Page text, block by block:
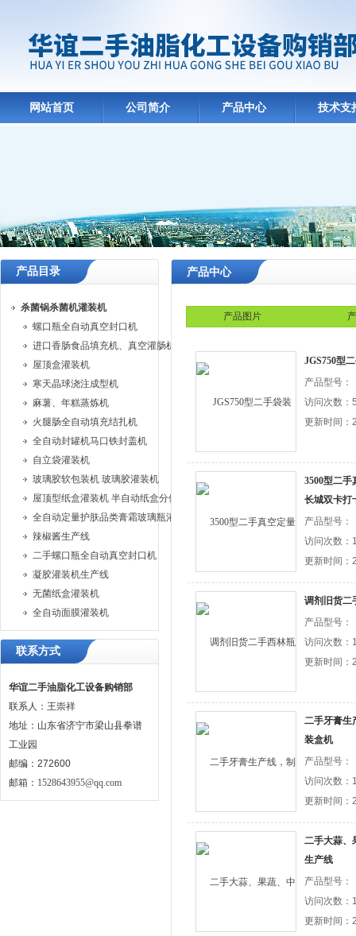
网站首页 公司简介 产品中心 技术支
产品目录
杀菌锅杀菌机灌装机
螺口瓶全自动真空封口机
进口香肠食品填充机、真空灌肠机
屋顶盒灌装机
寒天晶球浇注成型机
麻薯、年糕蒸炼机
火腿肠全自动填充结扎机
全自动封罐机马口铁封盖机
自立袋灌装机
玻璃胶软包装机 玻璃胶灌装机
屋顶型纸盒灌装机 半自动纸盒分体灌装机
全自动定量护肤品类膏霜玻璃瓶灌装旋盖机
辣椒酱生产线
二手螺口瓶全自动真空封口机
凝胶灌装机生产线
无菌纸盒灌装机
全自动面膜灌装机
联系方式
华谊二手油脂化工设备购销部
联系人：王崇祥
地址：山东省济宁市梁山县拳谱
工业园
邮编：272600
邮箱： 1528643955@qq.com
产品中心
产品图片
JGS750型
产品型号：
访问次数：
更新时间：
3500型二手
长城双卡打
产品型号：
访问次数：
更新时间：
调剂旧货二
产品型号：
访问次数：
更新时间：
二手牙膏生
装盒机
产品型号：
访问次数：
更新时间：
二手大蒜、
生产线
产品型号：
访问次数：
更新时间：